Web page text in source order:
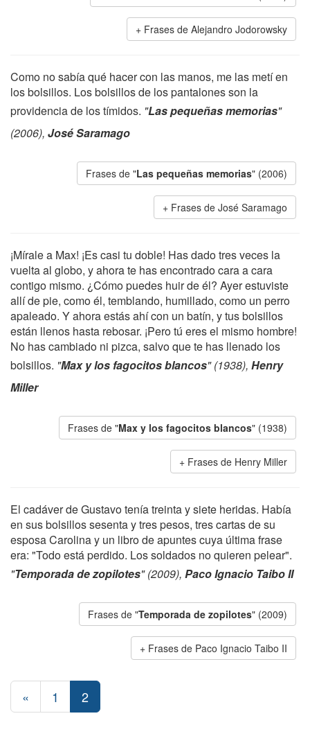
Frases de Alejandro Jodorowsky
Como no sabía qué hacer con las manos, me las metí en
los bolsillos. Los bolsillos de los pantalones son la
providencia de los tímidos. "Las pequeñas memorias"
(2006), José Saramago
Frases de "Las pequeñas memorias" (2006)
Frases de José Saramago
¡Mírale a Max! ¡Es casi tu doble! Has dado tres veces la
vuelta al globo, y ahora te has encontrado cara a cara
contigo mismo. ¿Cómo puedes huir de él? Ayer estuviste
allí de pie, como él, temblando, humillado, como un perro
apaleado. Y ahora estás ahí con un batín, y tus bolsillos
están llenos hasta rebosar. ¡Pero tú eres el mismo hombre!
No has cambiado ni pizca, salvo que te has llenado los
bolsillos. "Max y los fagocitos blancos" (1938), Henry
Miller
Frases de "Max y los fagocitos blancos" (1938)
Frases de Henry Miller
El cadáver de Gustavo tenía treinta y siete heridas. Había
en sus bolsillos sesenta y tres pesos, tres cartas de su
esposa Carolina y un libro de apuntes cuya última frase
era: "Todo está perdido. Los soldados no quieren pelear".
"Temporada de zopilotes" (2009), Paco Ignacio Taibo II
Frases de "Temporada de zopilotes" (2009)
Frases de Paco Ignacio Taibo II
« 1 2